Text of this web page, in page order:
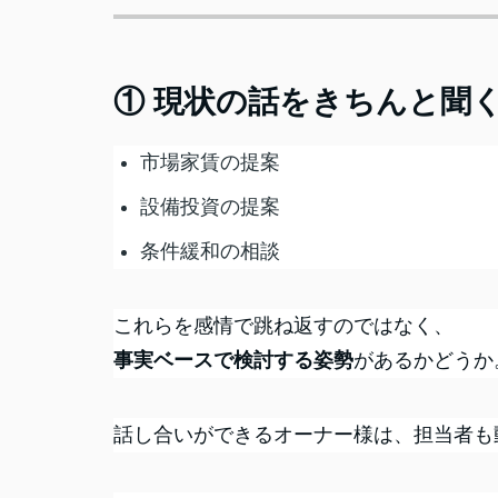
① 現状の話をきちんと聞く
市場家賃の提案
設備投資の提案
条件緩和の相談
これらを感情で跳ね返すのではなく、
事実ベースで検討する姿勢があるかどうか
話し合いができるオーナー様は、担当者も